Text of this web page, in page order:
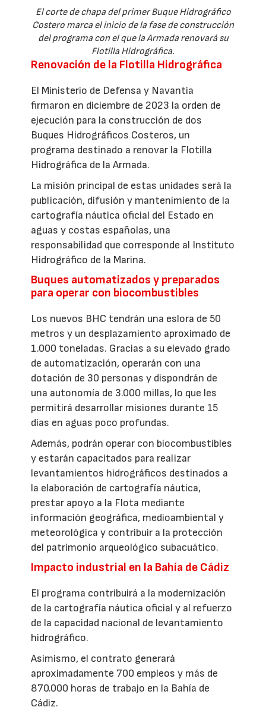
El corte de chapa del primer Buque Hidrográfico
Costero marca el inicio de la fase de construcción
del programa con el que la Armada renovará su
Flotilla Hidrográfica.
Renovación de la Flotilla Hidrográfica
El Ministerio de Defensa y Navantia
firmaron en diciembre de 2023 la orden de
ejecución para la construcción de dos
Buques Hidrográficos Costeros, un
programa destinado a renovar la Flotilla
Hidrográfica de la Armada.
La misión principal de estas unidades será la
publicación, difusión y mantenimiento de la
cartografía náutica oficial del Estado en
aguas y costas españolas, una
responsabilidad que corresponde al Instituto
Hidrográfico de la Marina.
Buques automatizados y preparados
para operar con biocombustibles
Los nuevos BHC tendrán una eslora de 50
metros y un desplazamiento aproximado de
1.000 toneladas. Gracias a su elevado grado
de automatización, operarán con una
dotación de 30 personas y dispondrán de
una autonomía de 3.000 millas, lo que les
permitirá desarrollar misiones durante 15
días en aguas poco profundas.
Además, podrán operar con biocombustibles
y estarán capacitados para realizar
levantamientos hidrográficos destinados a
la elaboración de cartografía náutica,
prestar apoyo a la Flota mediante
información geográfica, medioambiental y
meteorológica y contribuir a la protección
del patrimonio arqueológico subacuático.
Impacto industrial en la Bahía de Cádiz
El programa contribuirá a la modernización
de la cartografía náutica oficial y al refuerzo
de la capacidad nacional de levantamiento
hidrográfico.
Asimismo, el contrato generará
aproximadamente 700 empleos y más de
870.000 horas de trabajo en la Bahía de
Cádiz.